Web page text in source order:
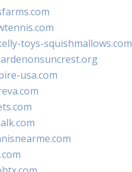
toys-squishmallows.com
usa.com